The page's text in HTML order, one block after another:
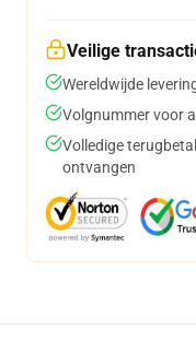
Veilige
Wereldwijde
Volgnummer voor
Volledige
ontvangen